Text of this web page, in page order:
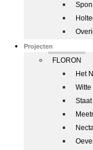
Projecten
FLORON
Het